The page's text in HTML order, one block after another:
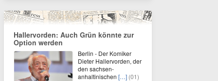
Hallervorden: Auch Grün könnte zur
Option werden
Berlin - Der Komiker
Dieter Hallervorden, der
den sachsen-
anhaltinischen […] (01)